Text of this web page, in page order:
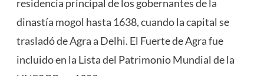
residencia principal de los gobernantes de la
dinastía mogol hasta 1638, cuando la capital se
trasladó de Agra a Delhi. El Fuerte de Agra fue
incluido en la Lista del Patrimonio Mundial de la